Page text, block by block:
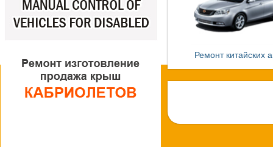
Ремонт китайских